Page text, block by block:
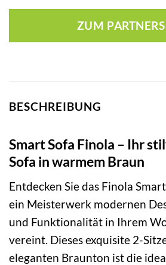
ZUM
BESCHREIBUNG
Smart Sofa Finola – Ihr
Sofa in warmem Braun
Entdecken Sie das Finola
ein Meisterwerk modernen
und Funktionalität in Ihrem
vereint. Dieses exquisite 2-
eleganten Braunton ist die